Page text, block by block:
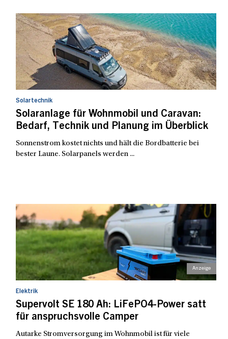
Solartechnik
Solaranlage für Wohnmobil und Caravan:
Bedarf, Technik und Planung im Überblick
Sonnenstrom kostet nichts und hält die Bordbatterie bei
bester Laune. Solarpanels werden ...
Elektrik
Supervolt SE 180 Ah: LiFePO4-Power satt
für anspruchsvolle Camper
Autarke Stromversorgung im Wohnmobil ist für viele